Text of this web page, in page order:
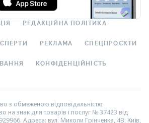
РЕДАКЦІЙНА ПОЛІТИКА
РЕКЛАМА СПЕЦПРОЄКТИ
КОНФІДЕНЦІЙНІСТЬ
з обмеженою відповідальністю
на знак для товарів і послуг № 37423 від
Адреса: вул. Миколи Грінченка, 4В, Київ,